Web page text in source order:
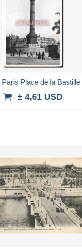
Paris Place de la Bastille
± 4,61 USD